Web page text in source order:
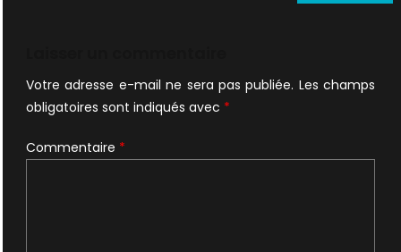
Votre adresse e-mail ne sera pas publiée. Les champs
obligatoires sont indiqués avec *
Commentaire *